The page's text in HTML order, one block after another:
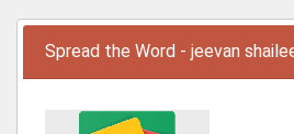
Spread the Word - jeevan